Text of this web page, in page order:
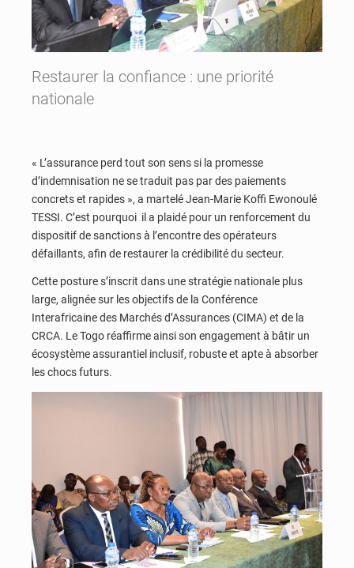
Restaurer la confiance : une priorité
nationale
« L’assurance perd tout son sens si la promesse
d’indemnisation ne se traduit pas par des paiements
concrets et rapides », a martelé Jean-Marie Koffi Ewonoulé
TESSI. C’est pourquoi il a plaidé pour un renforcement du
dispositif de sanctions à l’encontre des opérateurs
défaillants, afin de restaurer la crédibilité du secteur.
Cette posture s’inscrit dans une stratégie nationale plus
large, alignée sur les objectifs de la Conférence
Interafricaine des Marchés d’Assurances (CIMA) et de la
CRCA. Le Togo réaffirme ainsi son engagement à bâtir un
écosystème assurantiel inclusif, robuste et apte à absorber
les chocs futurs.